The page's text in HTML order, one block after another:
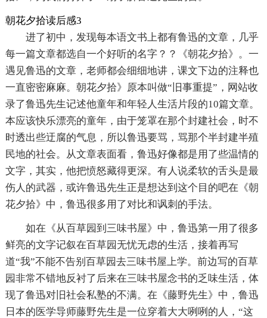
朝花夕拾读后感3
进了初中，发现每本语文书上都有鲁迅的文章，几乎
每一篇文章都选自一个好听的名字？？《朝花夕拾》。一
遇见鲁迅的文章，老师都会细细地讲，课文下边的注释也
一直密密麻麻。朝花夕拾》原本叫做“旧事重提”，网站收
录了鲁迅先生记述他童年和年轻人生活片段的10篇文章。
本应该快乐漂亮的童年，由于笼罩在那个封建社会，时不
时透出些迂腐的气息，所以鲁迅要骂，骂那个半封建半殖
民地的社会。从文章表面看，鲁迅好像都是用了些温情的
文字，其实，他把愤怒藏得更深。有人说柔软的舌头是最
伤人的武器，或许鲁迅先生正是想达到这个目的吧在《朝
花夕拾》中，鲁迅很多用了对比和讽刺的手法。
如在《从百草园到三味书屋》中，鲁迅第一用了很多
鲜亮的文字记叙在百草园无忧无虑的生活，接着再写
道“我”不能不告别百草园去三味书屋上学。前边写的百草
园非常不错地反衬了后来在三味书屋念书的乏味生活，体
现了鲁迅对旧社会私塾的不满。在《藤野先生》中，鲁迅
日本的医学导师藤野先生是一位穿着大大咧咧的人，“这